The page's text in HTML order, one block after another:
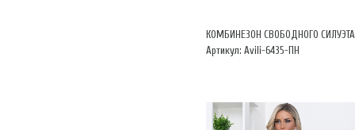
КОМБИНЕЗОН СВОБОДНОГО СИЛУЭТА
Артикул: Avili-6435-ПН